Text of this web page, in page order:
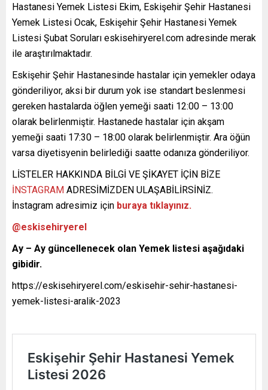
Hastanesi Yemek Listesi Ekim, Eskişehir Şehir Hastanesi
Yemek Listesi Ocak, Eskişehir Şehir Hastanesi Yemek
Listesi Şubat Soruları eskisehiryerel.com adresinde merak
ile araştırılmaktadır.
Eskişehir Şehir Hastanesinde hastalar için yemekler odaya
gönderiliyor, aksi bir durum yok ise standart beslenmesi
gereken hastalarda öğlen yemeği saati 12:00 – 13:00
olarak belirlenmiştir. Hastanede hastalar için akşam
yemeği saati 17:30 – 18:00 olarak belirlenmiştir. Ara öğün
varsa diyetisyenin belirlediği saatte odanıza gönderiliyor.
LİSTELER HAKKINDA BİLGİ VE ŞİKAYET İÇİN BİZE
İNSTAGRAM ADRESİMİZDEN ULAŞABİLİRSİNİZ.
İnstagram adresimiz için buraya tıklayınız.
@eskisehiryerel
Ay – Ay güncellenecek olan Yemek listesi aşağıdaki
gibidir.
https://eskisehiryerel.com/eskisehir-sehir-hastanesi-
yemek-listesi-aralik-2023